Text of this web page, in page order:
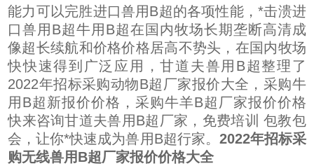
能力可以完胜进口兽用B超的各项性能，*击溃进
口兽用B超牛用B超在国内牧场长期垄断高清成
像超长续航和价格价格居高不势头，在国内牧场
快快速得到广泛应用，甘道夫兽用B超整理了
2022年招标采购动物B超厂家报价大全，采购牛
用B超新报价价格，采购牛羊B超厂家报价价格
快来咨询甘道夫兽用B超厂家，免费培训 包教包
会，让你*快速成为兽用B超行家。 2022年招标采
购无线兽用B超厂家报价价格大全